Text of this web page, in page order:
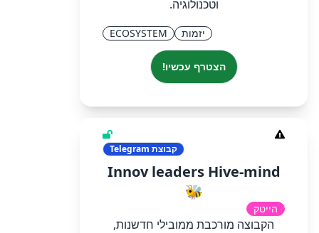
וטכנולוגיה.
יזמות ECOSYSTEM
הצטרף עכשיו!
קבוצת
Innov leaders Hive-mind
🐝
הייטק
הקבוצה מורכבת ממובילי חדשנות,